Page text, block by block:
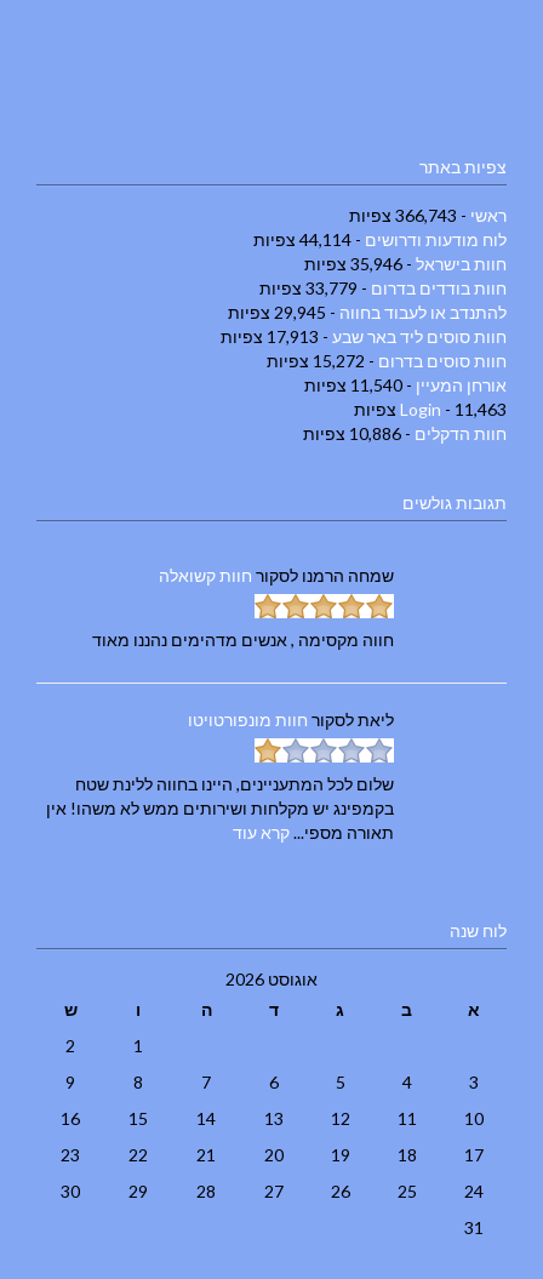
צפיות באתר
ראשי - 366,743 צפיות
לוח מודעות ודרושים - 44,114 צפיות
חוות בישראל - 35,946 צפיות
חוות בודדים בדרום - 33,779 צפיות
להתנדב או לעבוד בחווה - 29,945 צפיות
חוות סוסים ליד באר שבע - 17,913 צפיות
חוות סוסים בדרום - 15,272 צפיות
אורחן המעיין - 11,540 צפיות
Login - 11,463 צפיות
חוות הדקלים - 10,886 צפיות
תגובות גולשים
שמחה הרמנו לסקור חוות קשואלה
חווה מקסימה , אנשים מדהימים נהננו מאוד
ליאתלסקור חוות מונפורטויטו
שלום לכל המתעניינים, היינו בחווה ללינת שטח
בקמפינג יש מקלחות ושירותים ממש לא משהו! אין
תאורה מספי...קרא עוד
לוח שנה
אוגוסט 2026
א
ב ג ד ה ו
ש
1
2
3
4
5
6
7
8
9
10
11
12
13
14
15
16
17
18
19
20
21
22
23
24
25
26
27
28
29
30
31